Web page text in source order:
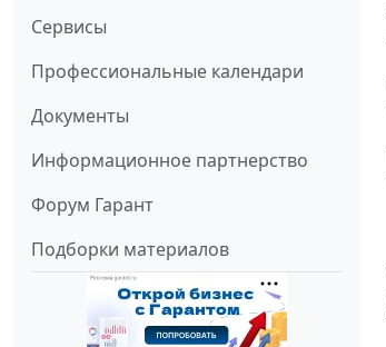
Сервисы
Профессиональные календари
Документы
Информационное партнерство
Форум Гарант
Подборки материалов